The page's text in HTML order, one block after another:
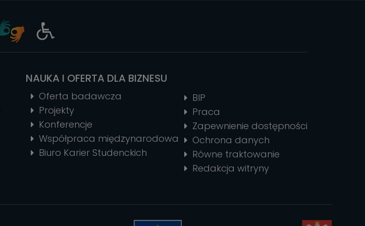
NAUKA I OFERTA DLA BIZNESU
Oferta badawcza
Projekty
Konferencje
Współpraca międzynarodowa
Biuro Karier Studenckich
BIP
Praca
Zapewnienie dostępności
Ochrona danych
Równe traktowanie
Redakcja witryny